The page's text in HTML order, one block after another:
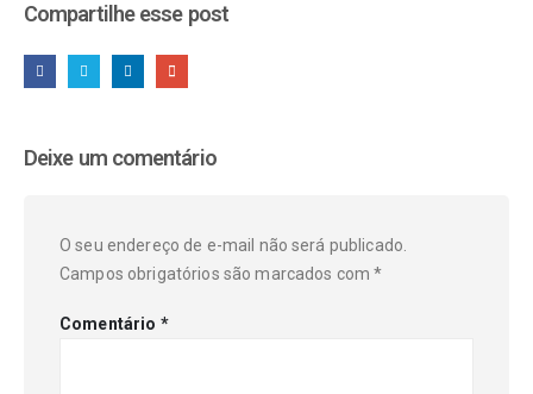
Compartilhe esse post
Deixe um comentário
O seu endereço de e-mail não será publicado.
Campos obrigatórios são marcados com*
Comentário *